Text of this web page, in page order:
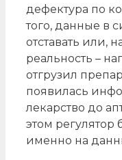
дефектура по
того, данные в
отставать или,
реальность –
отгрузил
появилась
лекарство до
этом регулятор
именно на